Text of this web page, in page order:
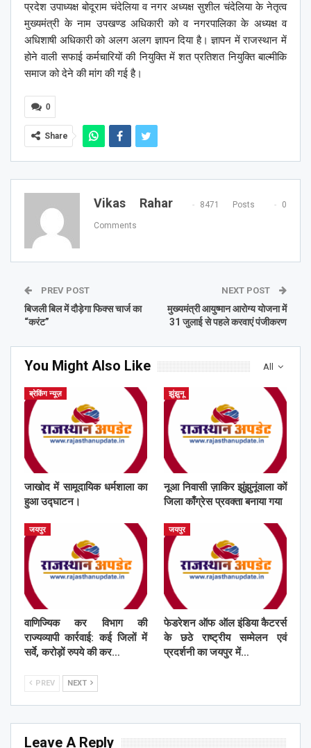
प्रदेश उपाध्यक्ष बोदूराम चंदेलिया व नगर अध्यक्ष सुशील चंदेलिया के नेतृत्व
मुख्यमंत्री के नाम उपखण्ड अधिकारी को व नगरपालिका के अध्यक्ष व
अधिशाषी अधिकारी को अलग अलग ज्ञापन दिया है। ज्ञापन में राजस्थान में
होने वाली सफाई कर्मचारियों की नियुक्ति में शत प्रतिशत नियुक्ति बाल्मीकि
समाज को देने की मांग की गई है।
0
Share
Vikas Rahar 8471 Posts 0
Comments
PREV POST
बिजली बिल में दौड़ेगा फिक्स चार्ज का
“करंट”
NEXT POST
मुख्यमंत्री आयुष्मान आरोग्य योजना में
31 जुलाई से पहले करवाएं पंजीकरण
All
You Might Also Like
ब्रेकिंग न्यूज़
जाखोद में सामूदायिक धर्मशाला का
हुआ उद्घाटन।
झुंझुनू
नूआ निवासी ज़ाकिर झुंझुनूंवाला कों
जिला काँग्रेस प्रवक्ता बनाया गया
जयपुर
वाणिज्यिक कर विभाग की
राज्यव्यापी कार्रवाई: कई जिलों में
सर्वे, करोड़ों रुपये की कर…
जयपुर
फेडरेशन ऑफ ऑल इंडिया कैटरर्स
के छठे राष्ट्रीय सम्मेलन एवं
प्रदर्शनी का जयपुर में…
PREV NEXT
Leave A Reply